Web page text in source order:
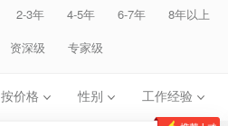
2-3年 4-5年 6-7年
8年以上
资深级 专家级
按价格 性别 工作经验